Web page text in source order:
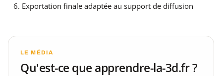
Exportation finale adaptée au support de diffusion
LE MÉDIA
Qu'est-ce que apprendre-la-3d.fr ?